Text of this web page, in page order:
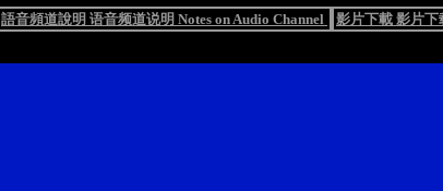
語音頻道說明 语音频道说明 Notes on Audio Channel 影片下載 影片下